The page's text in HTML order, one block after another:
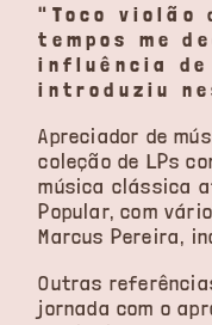
"Toco violão
tempos me
influência de
introduziu
Apreciador de
coleção de LPs
música clássica
Popular, com
Marcus Pereira,
Outras
jornada com o